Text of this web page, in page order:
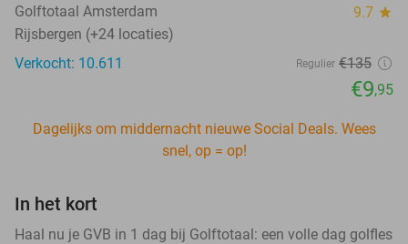
Golftotaal Amsterdam 9.7 star
Rijsbergen (+24 locaties)
Verkocht: 10.611
Regulier €135
€9,95
Dagelijks om middernacht nieuwe Social Deals. Wees
snel, op = op!
In het kort
Haal nu je GVB in 1 dag bij Golftotaal: een volle dag golfles